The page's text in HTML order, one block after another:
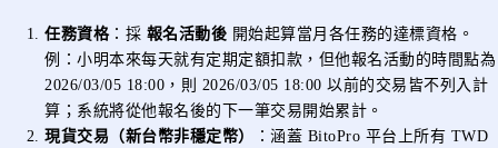
任務資格：採 報名活動後 開始起算當月各任務的達標資格。
例：小明本來每天就有定期定額扣款，但他報名活動的時間點為
2026/03/05 18:00，則 2026/03/05 18:00 以前的交易皆不列入計
算；系統將從他報名後的下一筆交易開始累計。
現貨交易（新台幣非穩定幣）
：涵蓋 BitoPro 平台上所有 TWD